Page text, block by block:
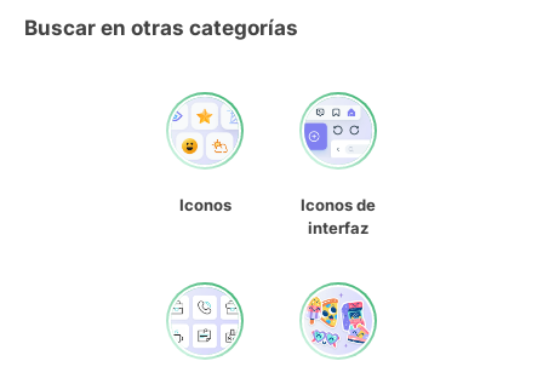
Buscar en otras categorías
Iconos
Iconos de
interfaz